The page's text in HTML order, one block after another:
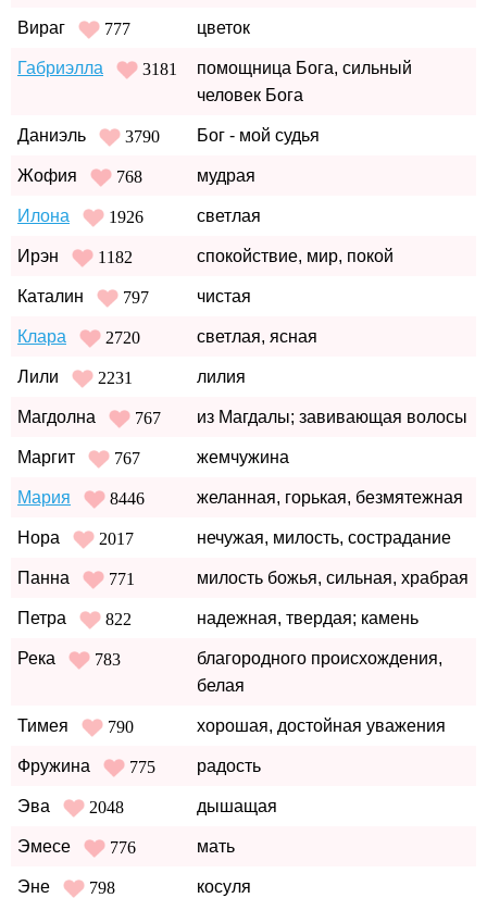
Вираг 777 цветок
Габриэлла 3181
помощница Бога, сильный
человек Бога
Даниэль 3790 Бог - мой судья
Жофия 768 мудрая
Илона 1926 светлая
Ирэн 1182 спокойствие, мир, покой
Каталин 797 чистая
Клара 2720 светлая, ясная
Лили 2231 лилия
Магдолна 767 из Магдалы; завивающая волосы
Маргит 767 жемчужина
Мария 8446 желанная, горькая, безмятежная
Нора 2017 нечужая, милость, сострадание
Панна 771 милость божья, сильная, храбрая
Петра 822 надежная, твердая; камень
Река 783
благородного происхождения,
белая
Тимея 790 хорошая, достойная уважения
Фружина 775 радость
Эва 2048 дышащая
Эмесе 776 мать
Эне 798 косуля